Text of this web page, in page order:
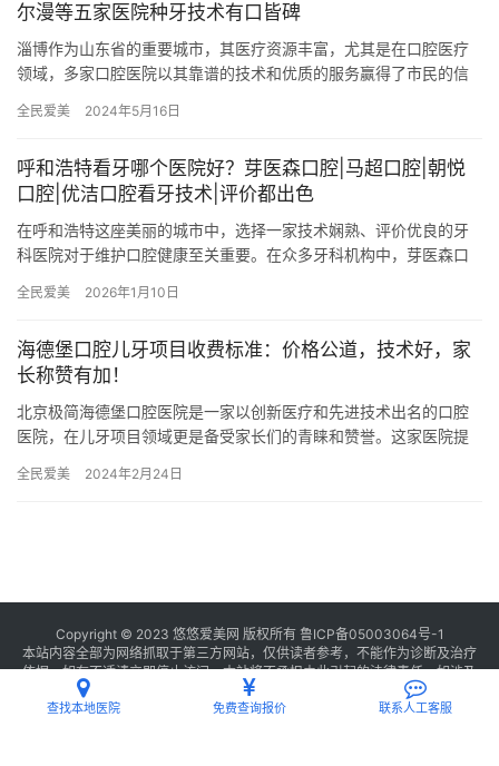
尔漫等五家医院种牙技术有口皆碑
淄博作为山东省的重要城市，其医疗资源丰富，尤其是在口腔医疗
领域，多家口腔医院以其靠谱的技术和优质的服务赢得了市民的信
腔、淄博…
全民爱美 2024年5月16日
呼和浩特看牙哪个医院好？芽医森口腔|马超口腔|朝悦
口腔|优洁口腔看牙技术|评价都出色
在呼和浩特这座美丽的城市中，选择一家技术娴熟、评价优良的牙
科医院对于维护口腔健康至关重要。在众多牙科机构中，芽医森口
的患者…
全民爱美 2026年1月10日
海德堡口腔儿牙项目收费标准：价格公道，技术好，家
长称赞有加！
北京极简海德堡口腔医院是一家以创新医疗和先进技术出名的口腔
医院，在儿牙项目领域更是备受家长们的青睐和赞誉。这家医院提
接受正…
全民爱美 2024年2月24日
Copyright © 2023 悠悠爱美网 版权所有 鲁ICP备05003064号-1
本站内容全部为网络抓取于第三方网站，仅供读者参考，不能作为诊断及治疗
依据，如有不适请立即停止访问，本站将不承担由此引起的法律责任。如涉及
联系我们
查找本地医院 免费查询报价 联系人工客服